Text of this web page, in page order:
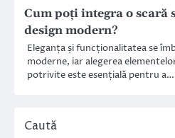
Cum poți integra o scară
design modern?
Eleganța și funcționalitatea se
moderne, iar alegerea
potrivite este esențială pentru a…
Caută